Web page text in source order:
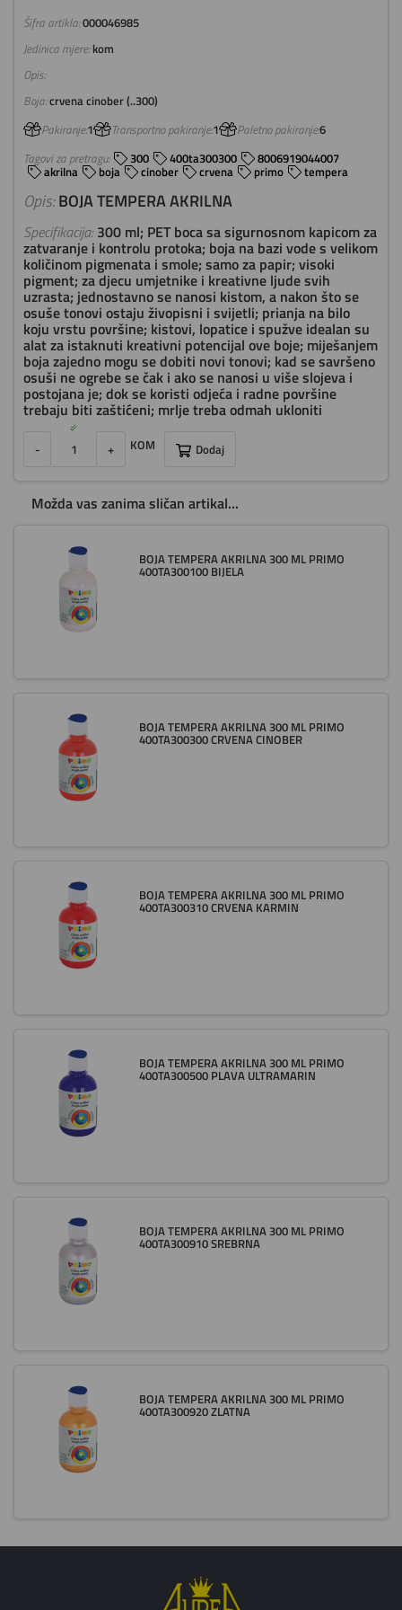
Šifra artikla:000046985
Jedinica mjere: kom
Opis:BOJA TEMPERA AKRILNA
Specifikacija:300 ml; PET boca sa sigurnosnom kapicom za
zatvaranje i kontrolu protoka; boja na bazi vode s velikom
količinom pigmenata i smole; samo za papir; visoki
pigment; za djecu umjetnike i kreativne ljude svih
uzrasta; jednostavno se nanosi kistom, a nakon što se
osuše tonovi ostaju živopisni i svijetli; prianja na bilo
koju vrstu površine; kistovi, lopatice i spužve idealan su
alat za istaknuti kreativni potencijal ove boje; miješanjem
boja zajedno mogu se dobiti novi tonovi; kad se savršeno
osuši ne ogrebe se čak i ako se nanosi u više slojeva i
postojana je; dok se koristi odjeća i radne površine
trebaju biti zaštićeni; mrlje treba odmah ukloniti
Opis:
Boja:crvena cinober (..300)
Tagovi za pretragu: 300 400ta300300 8006919044007
akrilna boja cinober crvena primo tempera
Pakiranje:1 Transportno pakiranje:1 Paletno pakiranje:6
- + KOM Dodaj
Možda vas zanima sličan artikal...
BOJA TEMPERA AKRILNA 300 ML PRIMO
400TA300100 BIJELA
BOJA TEMPERA AKRILNA 300 ML PRIMO
400TA300300 CRVENA CINOBER
BOJA TEMPERA AKRILNA 300 ML PRIMO
400TA300310 CRVENA KARMIN
BOJA TEMPERA AKRILNA 300 ML PRIMO
400TA300500 PLAVA ULTRAMARIN
BOJA TEMPERA AKRILNA 300 ML PRIMO
400TA300910 SREBRNA
BOJA TEMPERA AKRILNA 300 ML PRIMO
400TA300920 ZLATNA